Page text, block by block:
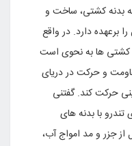
بدنه کشتی، ساخت و
برعهده دارد. در واقع
ها به نحوی است
و حرکت در دریای
حرکت کند. گفتنی
با بدنه های
جزر و مد امواج آب،